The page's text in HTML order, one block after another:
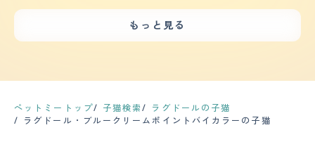
ャスって感じです。 この子との出会いはペットショップ
でした。最初は犬を見に行ったんですが、この子にひとめ
てしまい翌日に迎え入れました。 第一印象はブルーポイ
ントミデットなので鼻周りだけ黒く、何だか可愛い泥棒顔
の猫でした。 失敗してしまったのは猫についての知識が
きでした。 迎え入れて一週間くらいは猫が鳴いてる理由
ったのでそこら辺のものがボロボロになりました。猫にと
ってはかなりストレスを感じさせてしまったので今となっ
投げて取ってきてもらうなどして遊びます。 【毛の手入
れ・シャンプー回数】 長毛猫なのでけは長くふわふわし
カットすると涼しいのかなと思います。来年以降検討した
いです。 【総評】 ラグドールは他の猫よりも人懐っこく
ったときや、私がトイレに行くとき、気が向いたら様子を
見に来ます。 【毛の手入れ・シャンプー回数】 柔らかい
はブラッシングを念入りにしています。 カットはしなく
ャンプーもしたことがありません。 【総評】 好きなとこ
ろはその名の通り、お人形みたいな可愛さと、きれいな青
もっと見る
ペットミートップ 子猫検索
ラグドールの子猫
ラグドール・ブルークリームポイントバイカラーの子猫